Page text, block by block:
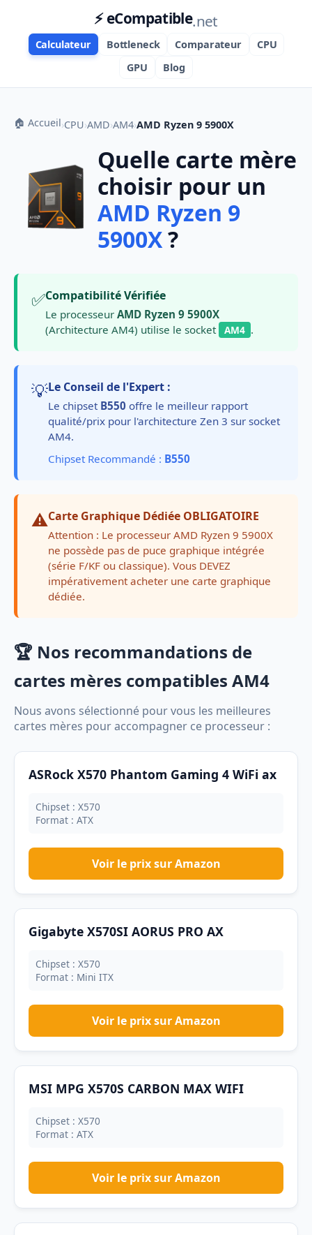
⚡ eCompatible.net
Calculateur Bottleneck Comparateur
CPU
GPU
Blog
🏠 Accueil›CPU›AMD›AM4›AMD Ryzen 9 5900X
Quelle carte mère
choisir pour un
AMD Ryzen 9
5900X?
✅Compatibilité Vérifiée
Le processeur AMD Ryzen 9 5900X
(Architecture AM4) utilise le socket AM4 .
💡Le Conseil de l'Expert :
Le chipset B550 offre le meilleur rapport
qualité/prix pour l'architecture Zen 3 sur socket
AM4.
Chipset Recommandé : B550
⚠️Carte Graphique Dédiée OBLIGATOIRE
Attention : Le processeur AMD Ryzen 9 5900X
ne possède pas de puce graphique intégrée
(série F/KF ou classique). Vous DEVEZ
impérativement acheter une carte graphique
dédiée.
🏆 Nos recommandations de
cartes mères compatibles AM4
Nous avons sélectionné pour vous les meilleures
cartes mères pour accompagner ce processeur :
ASRock X570 Phantom Gaming 4 WiFi ax
Chipset : X570
Format : ATX
Voir le prix sur Amazon
Gigabyte X570SI AORUS PRO AX
Chipset : X570
Format : Mini ITX
Voir le prix sur Amazon
MSI MPG X570S CARBON MAX WIFI
Chipset : X570
Format : ATX
Voir le prix sur Amazon